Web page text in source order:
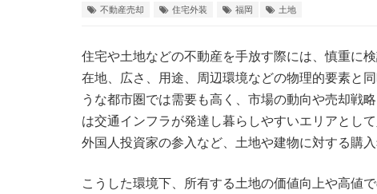
不動産売却 住宅外装 福岡 土地
住宅や土地などの不動産を手放す際には、慎重に
在地、広さ、用途、周辺環境などの物理的要素と
うな都市圏では需要も高く、市場の動向や売却戦
は交通インフラが発達し暮らしやすいエリアとし
外国人投資家の参入など、土地や建物に対する購入
こうした環境下、所有する土地の価値向上や高値